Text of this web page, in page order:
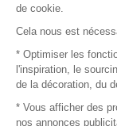
©
de cookie.
Cela nous est
* Optimiser les
l'inspiration, le
de la décoration, du
* Vous afficher des
nos annonces